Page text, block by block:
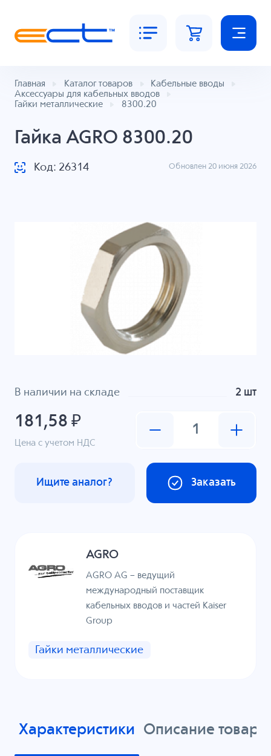
Главная Каталог товаров
Кабельные вводы
Аксессуары для кабельных вводов
Гайки металлические
8300.20
Гайка AGRO 8300.20
Код: 26314 Обновлен 20 июня 2026
В наличии на складе 2 шт
181,58 ₽
Цена с учетом НДС
Заказать
Ищите аналог?
AGRO
AGRO AG – ведущий
международный поставщик
кабельных вводов и частей Kaiser
Group
Гайки металлические
Характеристики Описание товара